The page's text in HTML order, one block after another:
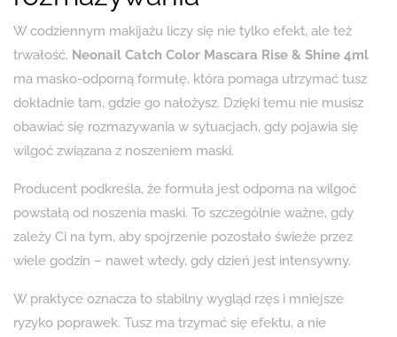
W codziennym makijażu liczy się nie tylko efekt, ale też
trwałość. Neonail Catch Color Mascara Rise & Shine 4ml
ma masko-odporną formułę, która pomaga utrzymać tusz
dokładnie tam, gdzie go nałożysz. Dzięki temu nie musisz
obawiać się rozmazywania w sytuacjach, gdy pojawia się
wilgoć związana z noszeniem maski.
Producent podkreśla, że formuła jest odporna na wilgoć
powstałą od noszenia maski. To szczególnie ważne, gdy
zależy Ci na tym, aby spojrzenie pozostało świeże przez
wiele godzin – nawet wtedy, gdy dzień jest intensywny.
W praktyce oznacza to stabilny wygląd rzęs i mniejsze
ryzyko poprawek. Tusz ma trzymać się efektu, a nie